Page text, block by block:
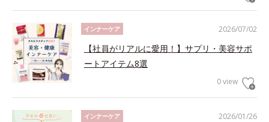
2026/07/02
インナーケア
【社員がリアルに愛用！】サプリ・美容サポ
ートアイテム8選
0 view
2026/01/26
インナーケア